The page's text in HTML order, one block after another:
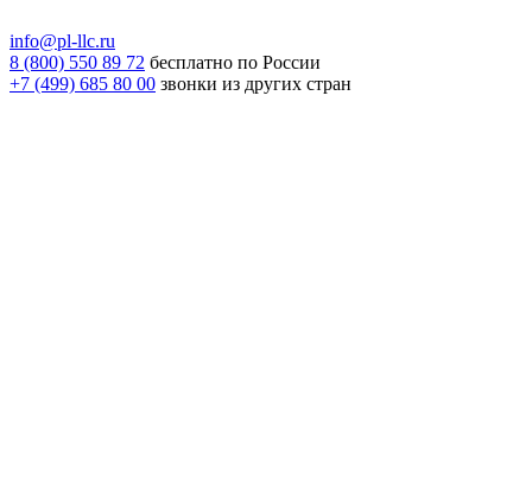
info@pl-llc.ru
8 (800) 550 89 72 бесплатно по России
+7 (499) 685 80 00 звонки из других стран